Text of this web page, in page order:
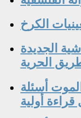
الجديدة
الحرية
أسئلة